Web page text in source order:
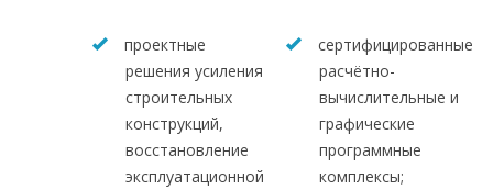
проектные
решения усиления
строительных
конструкций,
восстановление
эксплуатационной
сертифицированные
расчётно-
вычислительные и
графические
программные
комплексы;